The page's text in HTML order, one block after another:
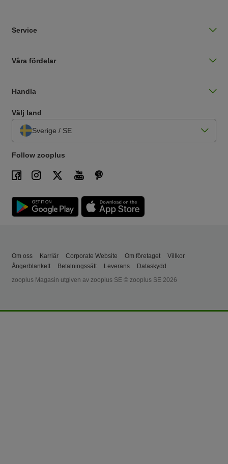
Service
Våra fördelar
Handla
Välj land
Sverige / SE
Follow zooplus
Om oss Karriär Corporate Website Om företaget
Villkor
Ångerblankett
Betalningssätt Leverans
Dataskydd
zooplus Magasin utgiven av zooplus SE © zooplus SE 2026